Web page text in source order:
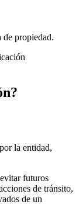
de propiedad.
la entidad,
futuros
de tránsito,
de un